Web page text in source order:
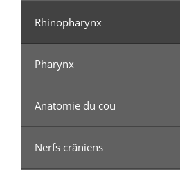
Rhinopharynx
Pharynx
Anatomie du cou
Nerfs crâniens